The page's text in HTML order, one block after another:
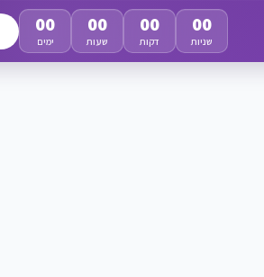
00
ימים
00
שעות
00
דקות
00
שניות